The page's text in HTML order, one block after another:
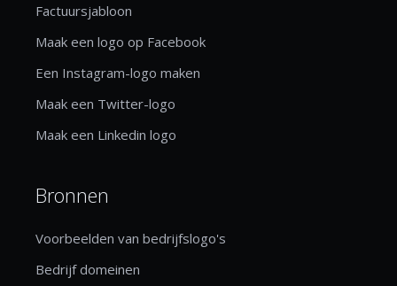
Factuursjabloon
Maak een logo op Facebook
Een Instagram-logo maken
Maak een Twitter-logo
Maak een Linkedin logo
Bronnen
Voorbeelden van bedrijfslogo's
Bedrijf domeinen